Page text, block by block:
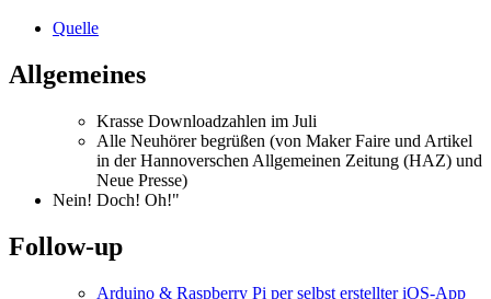
Quelle
Allgemeines
Krasse Downloadzahlen im Juli
Alle Neuhörer begrüßen (von Maker Faire und Artikel
in der Hannoverschen Allgemeinen Zeitung (HAZ) und
Neue Presse)
Nein! Doch! Oh!"
Follow-up
Arduino & Raspberry Pi per selbst erstellter iOS-App